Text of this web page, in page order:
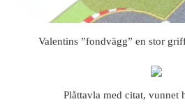
Valentins ”fondvägg” en stor
Plåttavla med citat, vunnet